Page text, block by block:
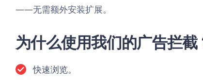
——无需额外安装扩展。
为什么使用我们的广告拦截
快速浏览。